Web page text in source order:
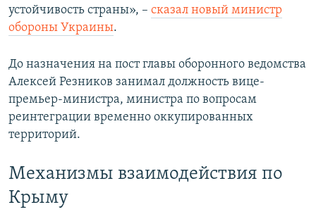
устойчивость страны», – сказал новый министр
обороны Украины.
До назначения на пост главы оборонного ведомства
Алексей Резников занимал должность вице-
премьер-министра, министра по вопросам
реинтеграции временно оккупированных
территорий.
Механизмы взаимодействия по
Крыму